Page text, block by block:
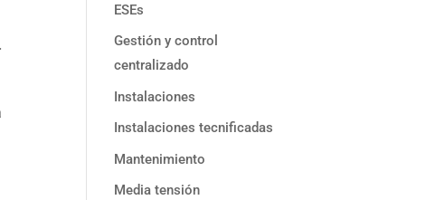
ESEs
Gestión y control
centralizado
Instalaciones
Instalaciones tecnificadas
Mantenimiento
Media tensión